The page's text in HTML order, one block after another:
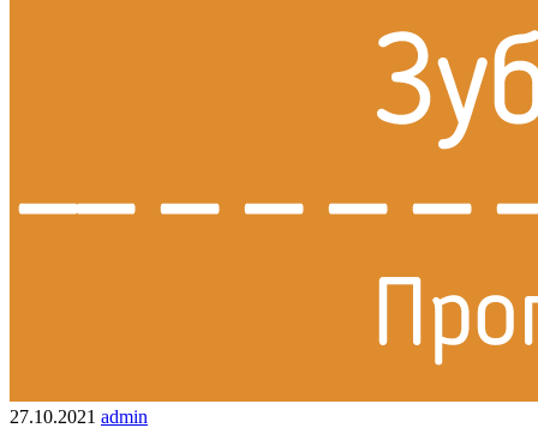
27.10.2021 admin